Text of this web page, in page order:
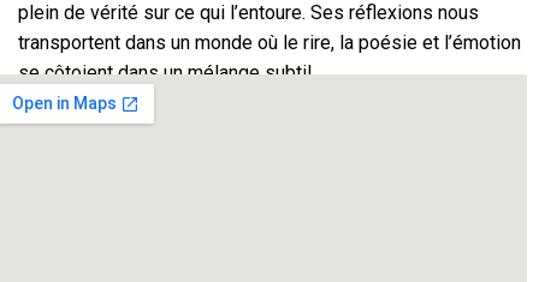
plein de vérité sur ce qui l’entoure. Ses réflexions nous
transportent dans un monde où le rire, la poésie et l’émotion
se côtoient dans un mélange subtil.
Avec: Florimond Tempié